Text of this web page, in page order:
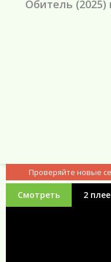
Обитель (2025)
Проверяйте новые
Смотреть 2